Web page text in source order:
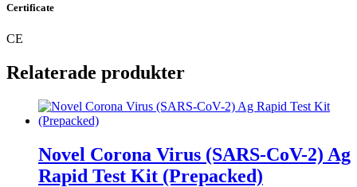
Certificate
CE
Relaterade produkter
Novel Corona Virus (SARS-CoV-2) Ag
Rapid Test Kit (Prepacked)